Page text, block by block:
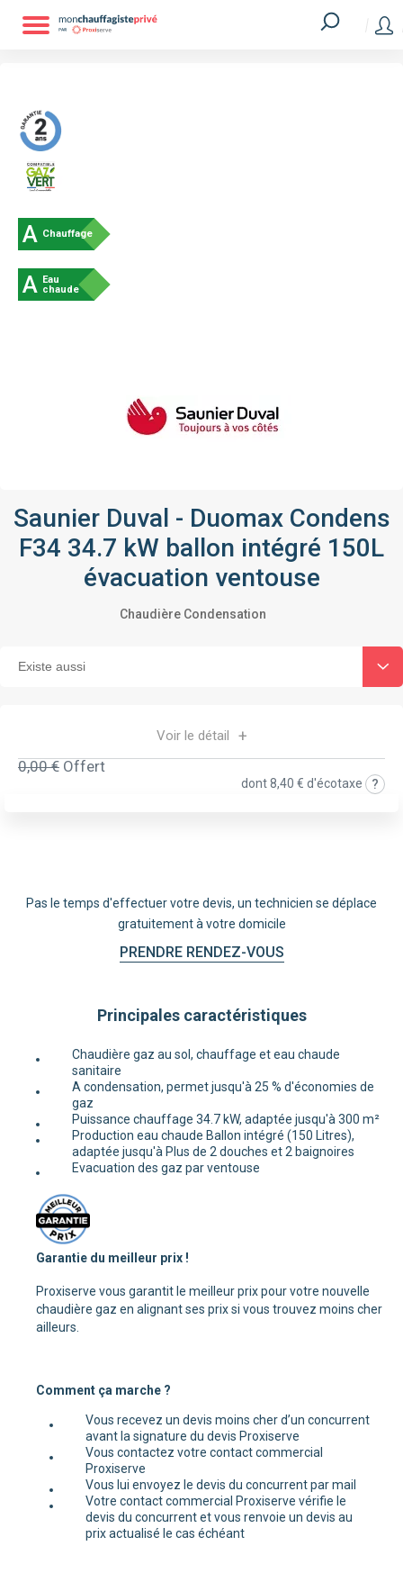
A Chauffage
A Eau
chaude
Saunier Duval - Duomax Condens
F34 34.7 kW ballon intégré 150L
évacuation ventouse
Chaudière Condensation
Voir le détail
0,00 € Offert
dont8,40 € d'écotaxe
Pas le temps d'effectuer votre devis, un technicien se déplace
gratuitement à votre domicile
PRENDRE RENDEZ-VOUS
Principales caractéristiques
Chaudière gaz au sol, chauffage et eau chaude
sanitaire
A condensation, permet jusqu'à 25 % d'économies de
gaz
Puissance chauffage 34.7 kW, adaptée jusqu'à 300 m²
Production eau chaude Ballon intégré (150 Litres),
adaptée jusqu'à Plus de 2 douches et 2 baignoires
Evacuation des gaz par ventouse
Garantie du meilleur prix !
Proxiserve vous garantit le meilleur prix pour votre nouvelle
chaudière gaz en alignant ses prix si vous trouvez moins cher
ailleurs.
Comment ça marche ?
Vous recevez un devis moins cher d’un concurrent
avant la signature du devis Proxiserve
Vous contactez votre contact commercial
Proxiserve
Vous lui envoyez le devis du concurrent par mail
Votre contact commercial Proxiserve vérifie le
devis du concurrent et vous renvoie un devis au
prix actualisé le cas échéant